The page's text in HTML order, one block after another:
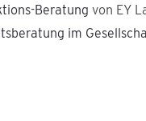
Beratung von EY
im